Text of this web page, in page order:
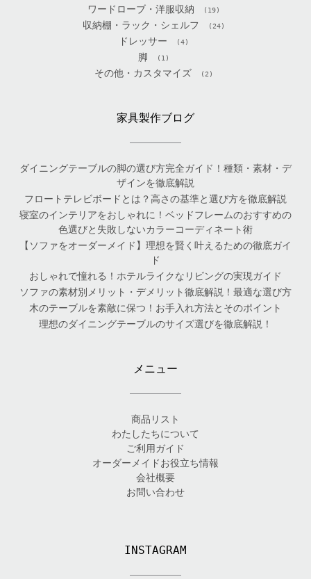
ワードローブ・洋服収納 (19)
収納棚・ラック・シェルフ (24)
ドレッサー (4)
脚 (1)
その他・カスタマイズ (2)
家具製作ブログ
ダイニングテーブルの脚の選び方完全ガイド！種類・素材・デ
ザインを徹底解説
フロートテレビボードとは？高さの基準と選び方を徹底解説
寝室のインテリアをおしゃれに！ベッドフレームのおすすめの
色選びと失敗しないカラーコーディネート術
【ソファをオーダーメイド】理想を賢く叶えるための徹底ガイ
ド
おしゃれで憧れる！ホテルライクなリビングの実現ガイド
ソファの素材別メリット・デメリット徹底解説！最適な選び方
木のテーブルを素敵に保つ！お手入れ方法とそのポイント
理想のダイニングテーブルのサイズ選びを徹底解説！
メニュー
商品リスト
わたしたちについて
ご利用ガイド
オーダーメイドお役立ち情報
会社概要
お問い合わせ
INSTAGRAM